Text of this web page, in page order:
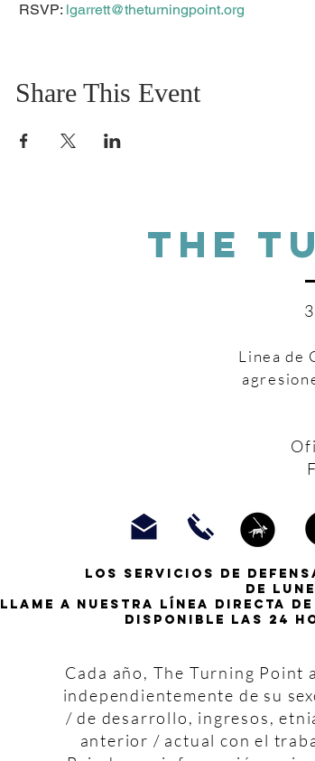
RSVP: lgarrett@theturningpoint.org
Share This Event
THE
Linea de
Los servicios de
de
Llame a nuestra línea directa
disponible las 24
Cada año, The Turning Point
independientemente de su
/ de desarrollo, ingresos,
anterior / actual con el